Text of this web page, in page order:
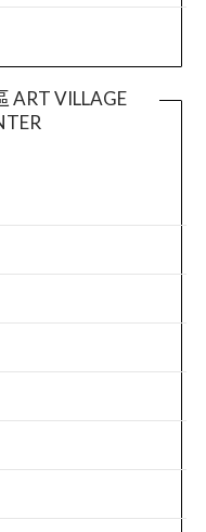
ART VILLAGE